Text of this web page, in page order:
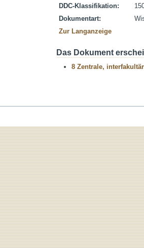
DDC-Klassifikation:
Dokumentart:
Zur Langanzeige
Das Dokument
8 Zentrale,